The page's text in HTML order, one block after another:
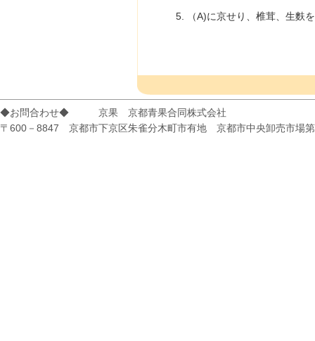
（A)に京せり、椎茸、生麩
◆お問合わせ◆ 京果 京都青果合同株式会社
〒600－8847 京都市下京区朱雀分木町市有地 京都市中央卸売市